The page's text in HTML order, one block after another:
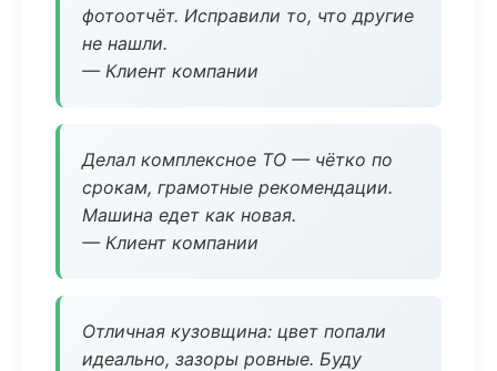
фотоотчёт. Исправили то, что другие
не нашли.
— Клиент компании
Делал комплексное ТО — чётко по
срокам, грамотные рекомендации.
Машина едет как новая.
— Клиент компании
Отличная кузовщина: цвет попали
идеально, зазоры ровные. Буду